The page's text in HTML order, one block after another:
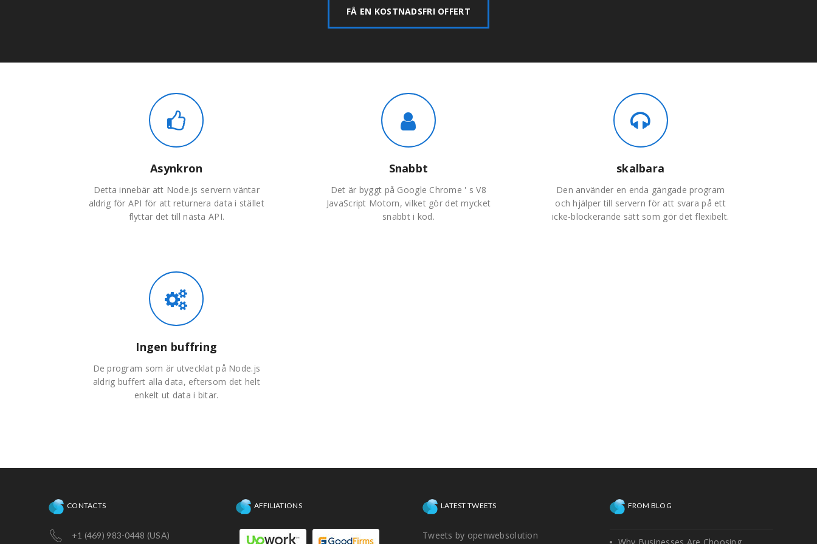
FÅ EN KOSTNADSFRI OFFERT
Asynkron
Detta innebär att Node.js servern väntar
aldrig för API för att returnera data i stället
flyttar det till nästa API.
Snabbt
Det är byggt på Google Chrome ' s V8
JavaScript Motorn, vilket gör det mycket
snabbt i kod.
skalbara
Den använder en enda gängade program
och hjälper till servern för att svara på ett
icke-blockerande sätt som gör det flexibelt.
Ingen buffring
De program som är utvecklat på Node.js
aldrig buffert alla data, eftersom det helt
enkelt ut data i bitar.
CONTACTS
+1 (469) 983-0448 (USA)
AFFILIATIONS LATEST TWEETS
Tweets by openwebsolution
FROM BLOG
Why Businesses Are Choosing